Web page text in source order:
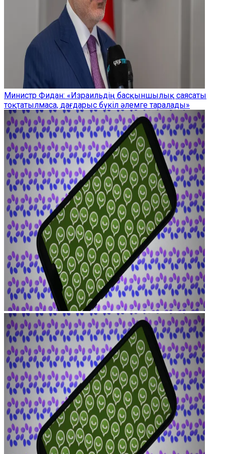
Министр Фидан: «Израильдің басқыншылық саясаты
тоқтатылмаса, дағдарыс бүкіл әлемге таралады»